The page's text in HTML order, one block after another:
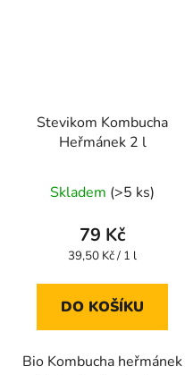
Stevikom Kombucha
Heřmánek 2 l
hodnocení
produktu
je
z
Skladem (>5 ks)
79 Kč
Měrná
39,50 Kč / 1 l
DO KOŠÍKU
Bio Kombucha heřmánek